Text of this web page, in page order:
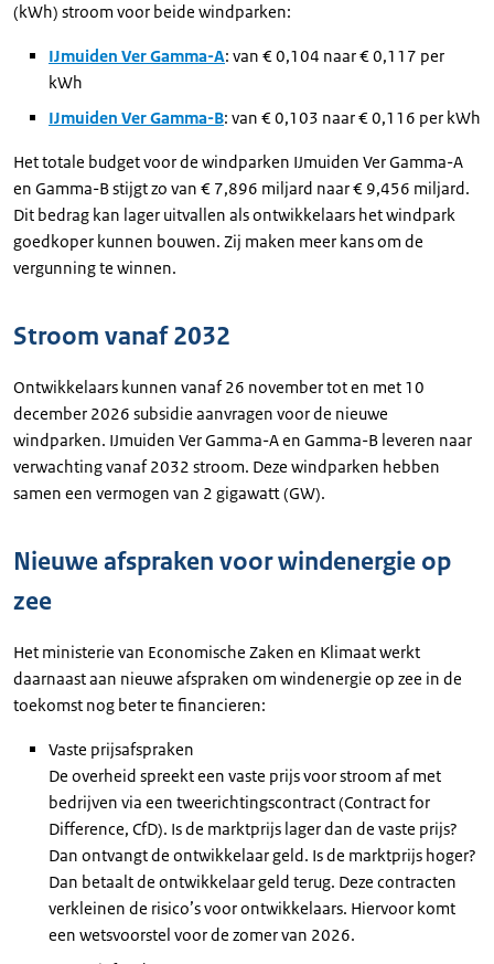
(kWh) stroom voor beide windparken:
IJmuiden Ver Gamma-A: van € 0,104 naar € 0,117 per
kWh
IJmuiden Ver Gamma-B: van € 0,103 naar € 0,116 per kWh
Het totale budget voor de windparken IJmuiden Ver Gamma-A
en Gamma-B stijgt zo van € 7,896 miljard naar € 9,456 miljard.
Dit bedrag kan lager uitvallen als ontwikkelaars het windpark
goedkoper kunnen bouwen. Zij maken meer kans om de
vergunning te winnen.
Stroom vanaf 2032
Ontwikkelaars kunnen vanaf 26 november tot en met 10
december 2026 subsidie aanvragen voor de nieuwe
windparken. IJmuiden Ver Gamma-A en Gamma-B leveren naar
verwachting vanaf 2032 stroom. Deze windparken hebben
samen een vermogen van 2 gigawatt (GW).
Nieuwe afspraken voor windenergie op
zee
Het ministerie van Economische Zaken en Klimaat werkt
daarnaast aan nieuwe afspraken om windenergie op zee in de
toekomst nog beter te financieren:
Vaste prijsafspraken
De overheid spreekt een vaste prijs voor stroom af met
bedrijven via een tweerichtingscontract (Contract for
Difference, CfD). Is de marktprijs lager dan de vaste prijs?
Dan ontvangt de ontwikkelaar geld. Is de marktprijs hoger?
Dan betaalt de ontwikkelaar geld terug. Deze contracten
verkleinen de risico’s voor ontwikkelaars. Hiervoor komt
een wetsvoorstel voor de zomer van 2026.